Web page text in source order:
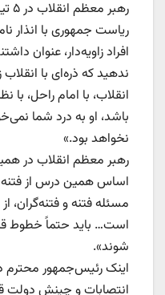
ریاست جمهوری با انذار
افراد زاویه‌دار، عنوان
ندهید که ذره‌ای با
انقلاب، با امام راحل، با
باشد، او به درد شما
نخواهد بود.»
رهبر معظم انقلاب در
مسئله فتنه و فتنه‌گران،
است… باید حتماً خطوط
شوند».
اینک رئیس‌جمهور محترم
انتصابات و چینش دولت